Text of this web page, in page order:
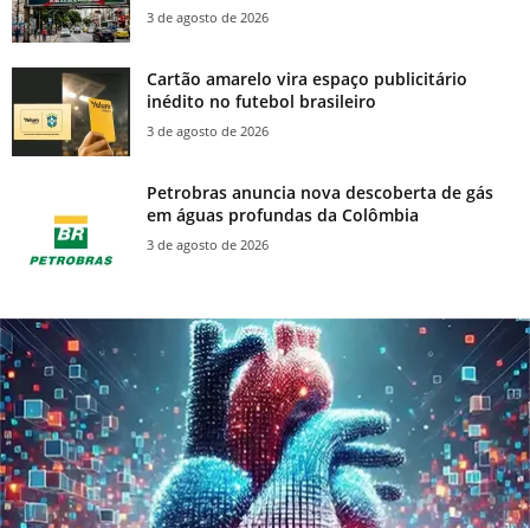
3 de agosto de 2026
Cartão amarelo vira espaço publicitário
inédito no futebol brasileiro
3 de agosto de 2026
Petrobras anuncia nova descoberta de gás
em águas profundas da Colômbia
3 de agosto de 2026